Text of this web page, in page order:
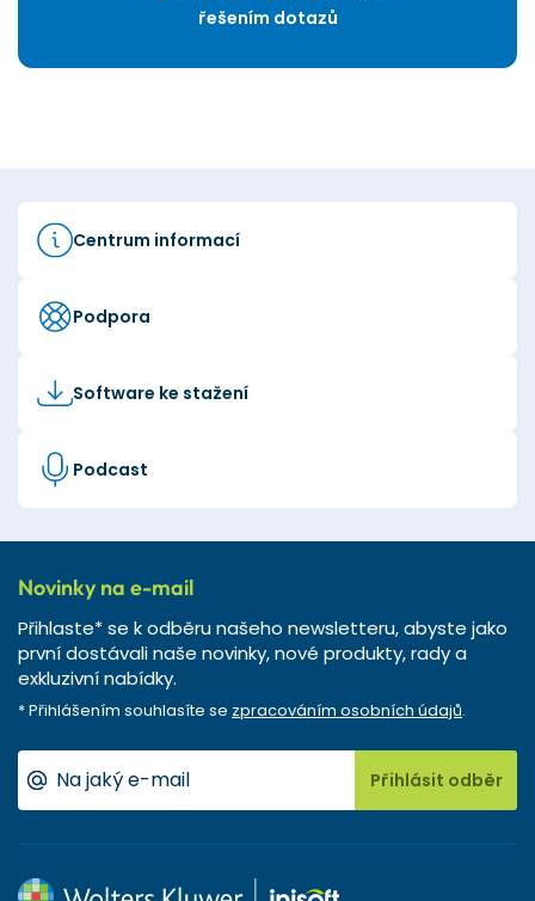
řešením dotazů
Centrum informací
Podpora
Software ke stažení
Podcast
Novinky na e-mail
Přihlaste* se k odběru našeho newsletteru, abyste jako
první dostávali naše novinky, nové produkty, rady a
exkluzivní nabídky.
* Přihlášením souhlasíte se zpracováním osobních údajů.
Přihlásit odběr